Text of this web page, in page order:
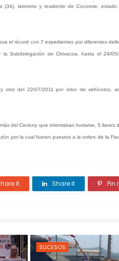
(34), latonero y residente de Cocorote, estado
el récord con 7 expedientes por diferentes
Subdelegación de Chivacoa, hasta el 24/
otro del 22/07/2011 por robo de vehículos,
del Century que intentaban hurtarse, 5 llaves
por la cual fueron puestos a la orden de la
it Share it Pin
SUCESOS